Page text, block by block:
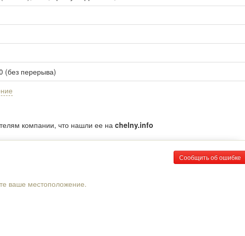
(без перерыва)
компании, что нашли ее на chelny.info
Сообщить об ошибке
ваше местоположение.